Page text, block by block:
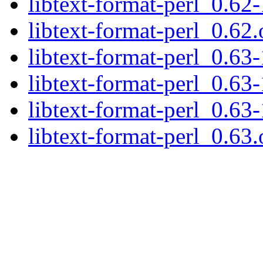
libtext-format-
libtext-format-
libtext-format-perl_0.63-
libtext-format-
libtext-format-